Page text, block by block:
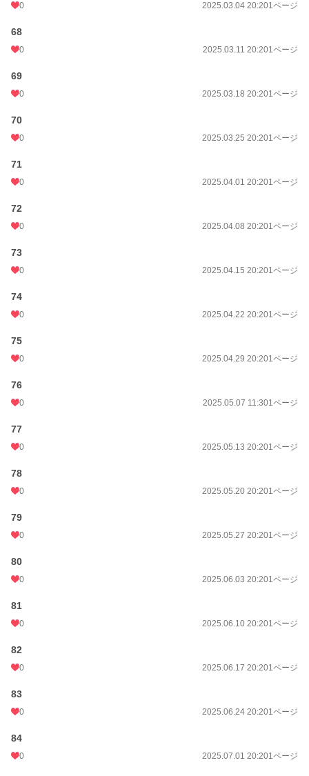
0 2025.03.04 20:201ページ
68
0 2025.03.11 20:201ページ
69
0 2025.03.18 20:201ページ
70
0 2025.03.25 20:201ページ
71
0 2025.04.01 20:201ページ
72
0 2025.04.08 20:201ページ
73
0 2025.04.15 20:201ページ
74
0 2025.04.22 20:201ページ
75
0 2025.04.29 20:201ページ
76
0 2025.05.07 11:301ページ
77
0 2025.05.13 20:201ページ
78
0 2025.05.20 20:201ページ
79
0 2025.05.27 20:201ページ
80
0 2025.06.03 20:201ページ
81
0 2025.06.10 20:201ページ
82
0 2025.06.17 20:201ページ
83
0 2025.06.24 20:201ページ
84
0 2025.07.01 20:201ページ